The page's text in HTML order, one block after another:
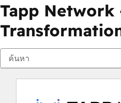
Tapp Network